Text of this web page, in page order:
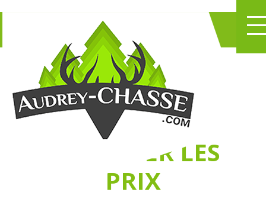
NE PERDEZ PLUS
DE TEMPS
CHASSER LES
PRIX